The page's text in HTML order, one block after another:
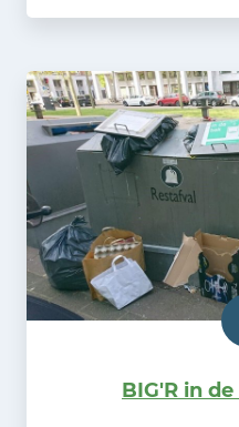
BIG'R in